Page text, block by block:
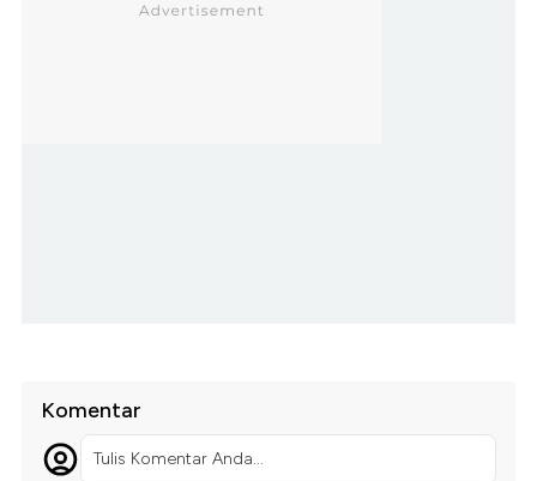
Komentar
Tulis Komentar Anda...